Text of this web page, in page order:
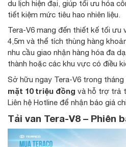
du lịch hiện đại, giúp tối ưu hóa
tiết kiệm mức tiêu hao nhiên liệu.
Tera-V6 mang đến thiết kế tối ưu
4,5m và thể tích thùng hàng
nhu cầu giao nhận hàng hóa đa
thành hoặc các khu vực có điều
Sở hữu ngay Tera-V6 trong tháng
mặt 10 triệu đồng và hỗ trợ trả
Liên hệ Hotline để nhận báo giá
Tải van Tera-V8 – Phiên